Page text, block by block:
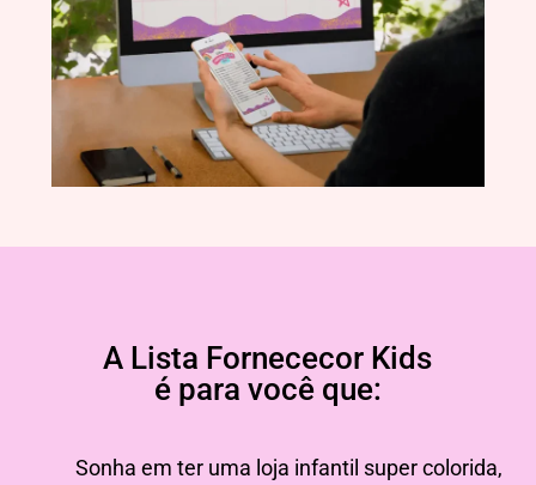
A Lista Fornececor Kids
é para você que:
Sonha em ter uma loja infantil super colorida,